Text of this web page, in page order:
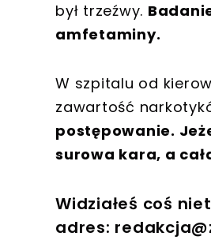
był trzeźwy.
amfetaminy.
W szpitalu od
zawartość
postępowanie.
surowa kara, a
Widziałeś coś
adres: